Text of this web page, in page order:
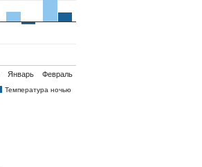
Температура ночью
Январь Февраль